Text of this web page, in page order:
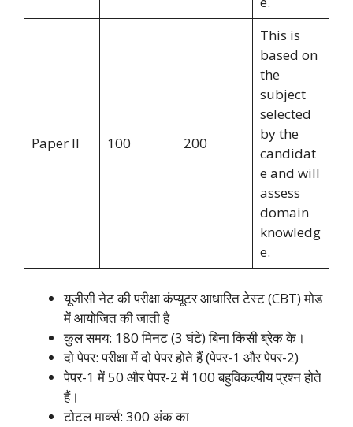
Paper II 100 200
This is
based on
the
subject
selected
by the
candidat
e and will
assess
domain
knowledg
e.
यूजीसी नेट की परीक्षा कंप्यूटर आधारित टेस्ट (CBT) मोड
में आयोजित की जाती है
कुल समय: 180 मिनट (3 घंटे) बिना किसी ब्रेक के।
दो पेपर: परीक्षा में दो पेपर होते हैं (पेपर-1 और पेपर-2)
पेपर-1 में 50 और पेपर-2 में 100 बहुविकल्पीय प्रश्न होते
हैं।
टोटल मार्क्स: 300 अंक का